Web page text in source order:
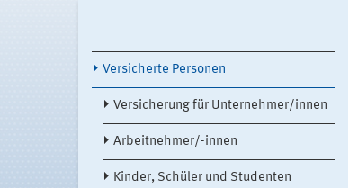
Versicherte Personen
Versicherung für Unternehmer/innen
Arbeitnehmer/-innen
Kinder, Schüler und Studenten